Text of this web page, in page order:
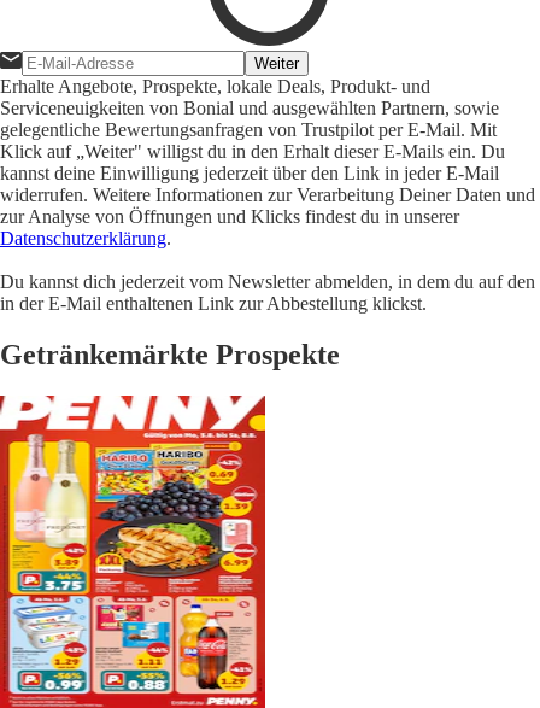
Weiter
Erhalte Angebote, Prospekte, lokale Deals, Produkt- und
Serviceneuigkeiten von Bonial und ausgewählten Partnern, sowie
gelegentliche Bewertungsanfragen von Trustpilot per E-Mail. Mit
Klick auf „Weiter" willigst du in den Erhalt dieser E-Mails ein. Du
kannst deine Einwilligung jederzeit über den Link in jeder E-Mail
widerrufen. Weitere Informationen zur Verarbeitung Deiner Daten und
zur Analyse von Öffnungen und Klicks findest du in unserer
Datenschutzerklärung.
Du kannst dich jederzeit vom Newsletter abmelden, in dem du auf den
in der E-Mail enthaltenen Link zur Abbestellung klickst.
Getränkemärkte Prospekte